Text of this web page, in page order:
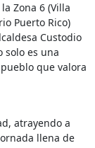
Zona 6 (Villa
Puerto Rico)
Custodio
solo es una
que valora
atrayendo a
llena de